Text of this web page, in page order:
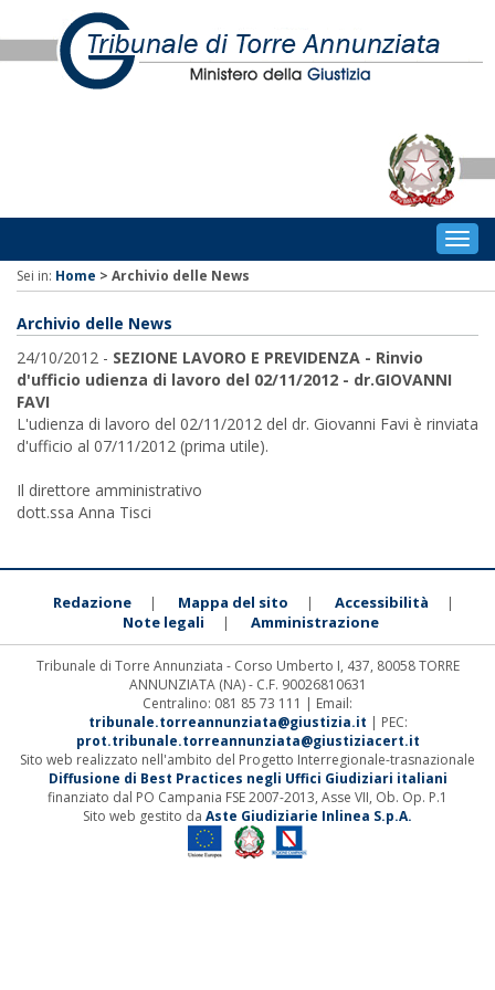
Sei in: Home > Archivio delle News
Archivio delle News
24/10/2012 - SEZIONE LAVORO E PREVIDENZA - Rinvio
d'ufficio udienza di lavoro del 02/11/2012 - dr.GIOVANNI
FAVI
L'udienza di lavoro del 02/11/2012 del dr. Giovanni Favi è rinviata
d'ufficio al 07/11/2012 (prima utile).
Il direttore amministrativo
dott.ssa Anna Tisci
Redazione | Mappa del sito | Accessibilità |
Note legali | Amministrazione
Tribunale di Torre Annunziata - Corso Umberto I, 437, 80058 TORRE
ANNUNZIATA (NA) - C.F. 90026810631
Centralino: 081 85 73 111 | Email:
tribunale.torreannunziata@giustizia.it | PEC:
prot.tribunale.torreannunziata@giustiziacert.it
Sito web realizzato nell'ambito del Progetto Interregionale-trasnazionale
Diffusione di Best Practices negli Uffici Giudiziari italiani
finanziato dal PO Campania FSE 2007-2013, Asse VII, Ob. Op. P.1
Sito web gestito da Aste Giudiziarie Inlinea S.p.A.